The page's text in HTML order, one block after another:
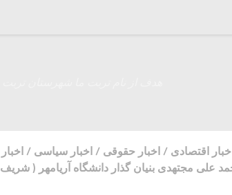
اخبار اقتصادی / اخبار حقوقی / اخبار سیاسی / اخبار
علی مجتهدی بنیان گذار دانشگاه آریامهر ( شریف